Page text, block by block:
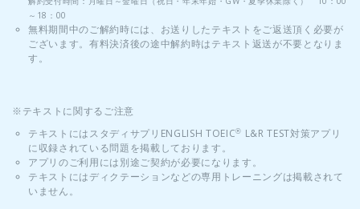
～18：00
無料期間中のご解約時には、お送りしたテキストをご返送頂く必要が
ございます。有料決済後の途中解約時はテキスト返送が不要となりま
す。
※テキストに関するご注意
テキストにはスタディサプリENGLISH TOEIC® L&R TEST対策アプリ
に収録されている問題を掲載しております。
アプリのご利用には別途ご契約が必要になります。
テキストにはディクテーションなどの専用トレーニングは掲載されて
いません。